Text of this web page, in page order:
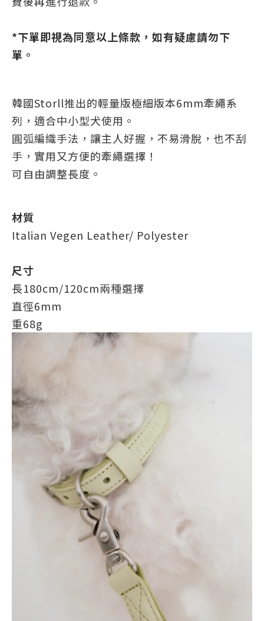
*下單即視為同意以上條款，如有疑慮請勿下
單。
韓國Storll推出的輕量版極細版本6mm牽繩系
列，適合中小型犬使用。
圓弧編織手法，讓主人好握，不易滑脫，也不刮
手，實用又方便的牽繩選擇！
可自由調整長度。
材質
Italian Vegen Leather/ Polyester
尺寸
長180cm/120cm兩種選擇
直徑6mm
重68g